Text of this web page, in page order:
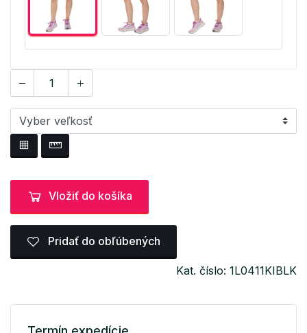
Vložiť do košíka
Pridať do obľúbených
Kat. číslo: 1L0411KIBLK